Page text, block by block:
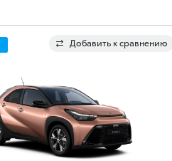
Добавить к сравнению